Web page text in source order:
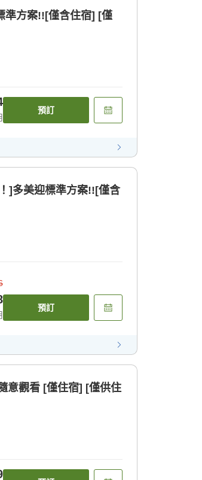
準方案!![僅含住宿] [僅
預訂
]多美迎標準方案!![僅含
預訂
意觀看 [僅住宿] [僅供住